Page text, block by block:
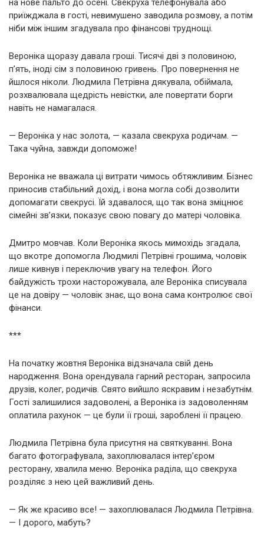
приїжджала в гості, невимушено заводила розмову, а потім
ніби між іншим згадувала про фінансові труднощі.
Вероніка щоразу давала гроші. Тисячі дві з половиною,
п’ять, іноді сім з половиною гривень. Про повернення не
йшлося ніколи. Людмила Петрівна дякувала, обіймала,
розхвалювала щедрість невістки, але повертати борги
навіть не намагалася.
— Вероніка у нас золота, — казала свекруха родичам. —
Така чуйна, завжди допоможе!
Вероніка не вважала ці витрати чимось обтяжливим. Бізнес
приносив стабільний дохід, і вона могла собі дозволити
допомагати свекрусі. Їй здавалося, що так вона зміцнює
сімейні зв’язки, показує свою повагу до матері чоловіка.
Дмитро мовчав. Коли Вероніка якось мимохідь згадала,
що вкотре допомогла Людмилі Петрівні грошима, чоловік
лише кивнув і переключив увагу на телефон. Його
байдужість трохи насторожувала, але Вероніка списувала
це на довіру — чоловік знає, що вона сама контролює свої
фінанси.
***
На початку жовтня Вероніка відзначала свій день
народження. Вона орендувала гарний ресторан, запросила
друзів, колег, родичів. Свято вийшло яскравим і незабутнім.
Гості залишилися задоволені, а Вероніка із задоволенням
оплатила рахунок — це були її гроші, зароблені її працею.
Людмила Петрівна була присутня на святкуванні. Вона
багато фотографувала, захоплювалася інтер’єром
ресторану, хвалила меню. Вероніка раділа, що свекруха
розділяє з нею цей важливий день.
— Як же красиво все! — захоплювалася Людмила Петрівна.
— І дорого, мабуть?